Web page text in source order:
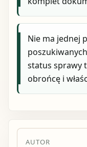
Nie ma jednej
status sprawy
obrońcę i
AUTOR